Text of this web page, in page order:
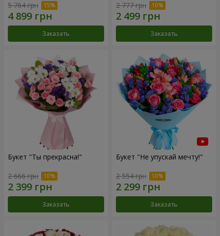
5 764 грн
Заказать
2 777 грн
Заказать
Букет "Ты прекрасна!"
2 666 грн
Заказать
Букет "Не упускай мечту!"
2 554 грн
Заказать